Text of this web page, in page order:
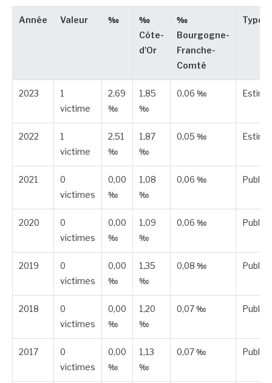
Année Valeur ‰
‰
Côte-
d'Or
‰
Bourgogne-
Franche-
Comté
Type
2023
1
victime
2,69
‰
1,85
‰
0,06 ‰
2022
1
victime
2,51
‰
1,87
‰
0,05 ‰
2021
0
victimes
0,00
‰
1,08
‰
0,06 ‰ Publiée
2020
0
victimes
0,00
‰
1,09
‰
0,06 ‰ Publiée
2019
0
victimes
0,00
‰
1,35
‰
0,08 ‰ Publiée
2018
0
victimes
0,00
‰
1,20
‰
0,07 ‰ Publiée
2017
0
victimes
0,00
‰
1,13
‰
0,07 ‰ Publiée